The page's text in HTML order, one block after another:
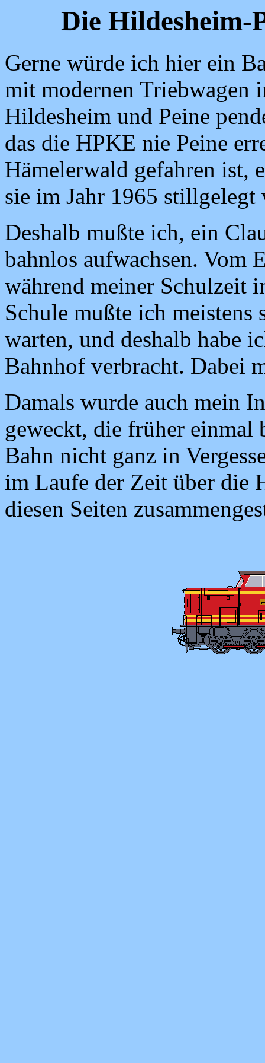
Die Hildesheim-
Gerne würde ich hier ein
mit modernen Triebwagen
Hildesheim und Peine
das die HPKE nie Peine
Hämelerwald gefahren ist,
sie im Jahr 1965 stillgelegt
Deshalb mußte ich, ein
bahnlos aufwachsen. Vom
während meiner Schulzeit
Schule mußte ich meistens
warten, und deshalb habe
Bahnhof verbracht. Dabei
Damals wurde auch mein
geweckt, die früher einmal
Bahn nicht ganz in
im Laufe der Zeit über die
diesen Seiten